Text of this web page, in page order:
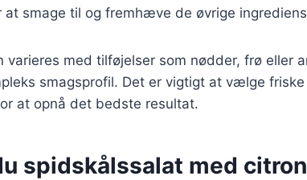
at smage til og fremhæve de øvrige
varieres med tilføjelser som nødder, frø eller
smagsprofil. Det er vigtigt at vælge friske
at opnå det bedste resultat.
spidskålssalat med